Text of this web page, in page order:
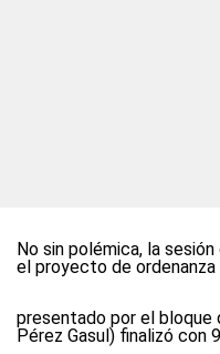
No sin polémica, la
el proyecto de ordenanza
presentado por el
Pérez Gasul) finalizó con